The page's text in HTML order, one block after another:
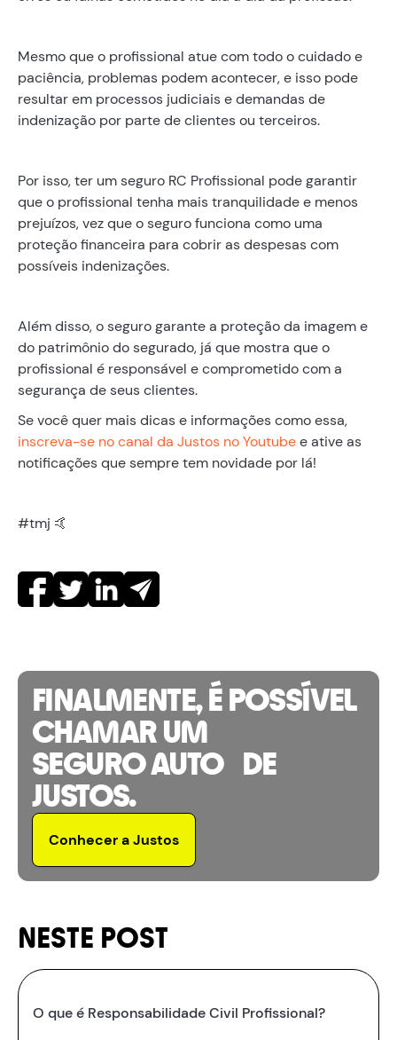
Mesmo que o profissional atue com todo o cuidado e
paciência, problemas podem acontecer, e isso pode
resultar em processos judiciais e demandas de
indenização por parte de clientes ou terceiros.
Por isso, ter um seguro RC Profissional pode garantir
que o profissional tenha mais tranquilidade e menos
prejuízos, vez que o seguro funciona como uma
proteção financeira para cobrir as despesas com
possíveis indenizações.
Além disso, o seguro garante a proteção da imagem e
do patrimônio do segurado, já que mostra que o
profissional é responsável e comprometido com a
segurança de seus clientes.
Se você quer mais dicas e informações como essa,
inscreva-se no canal da Justos no Youtubee ative as
notificações que sempre tem novidade por lá!
#tmj 🤙
FINALMENTE, É POSSÍVEL
CHAMAR UM
SEGURO AUTO DE
JUSTOS.
Conhecer a Justos
NESTE POST
O que é Responsabilidade Civil Profissional?